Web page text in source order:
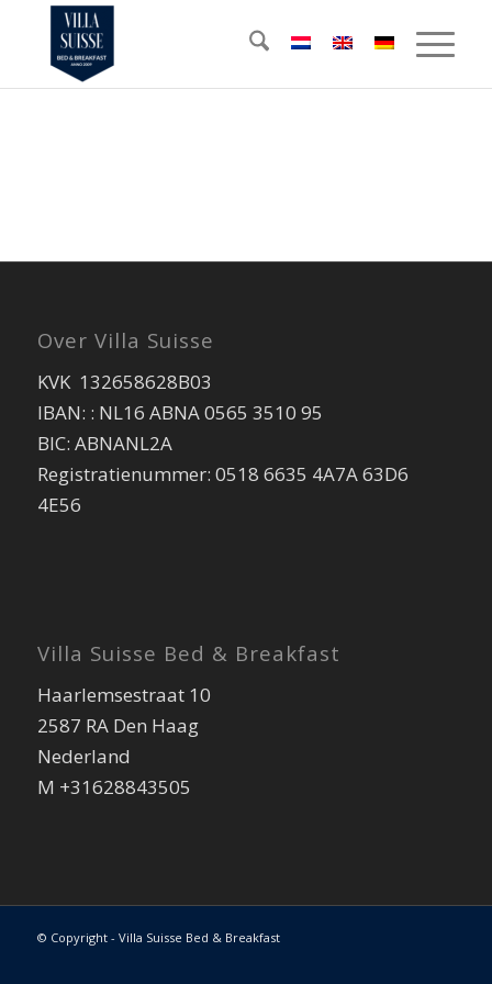
Over Villa Suisse
KVK 132658628B03
IBAN: : NL16 ABNA 0565 3510 95
BIC: ABNANL2A
Registratienummer: 0518 6635 4A7A 63D6
4E56
Villa Suisse Bed & Breakfast
Haarlemsestraat 10
2587 RA Den Haag
Nederland
M +31628843505
© Copyright - Villa Suisse Bed & Breakfast